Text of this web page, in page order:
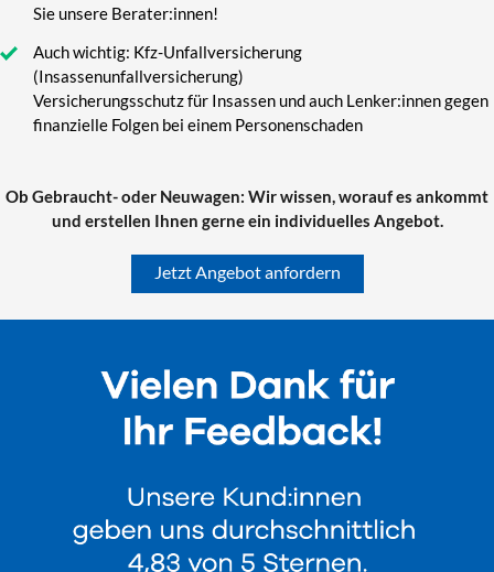
Sie unsere Berater:innen!
Auch wichtig: Kfz-Unfallversicherung
(Insassenunfallversicherung)
Versicherungsschutz für Insassen und auch Lenker:innen gegen
finanzielle Folgen bei einem Personenschaden
Ob Gebraucht- oder Neuwagen: Wir wissen, worauf es ankommt
und erstellen Ihnen gerne ein individuelles Angebot.
Jetzt Angebot anfordern